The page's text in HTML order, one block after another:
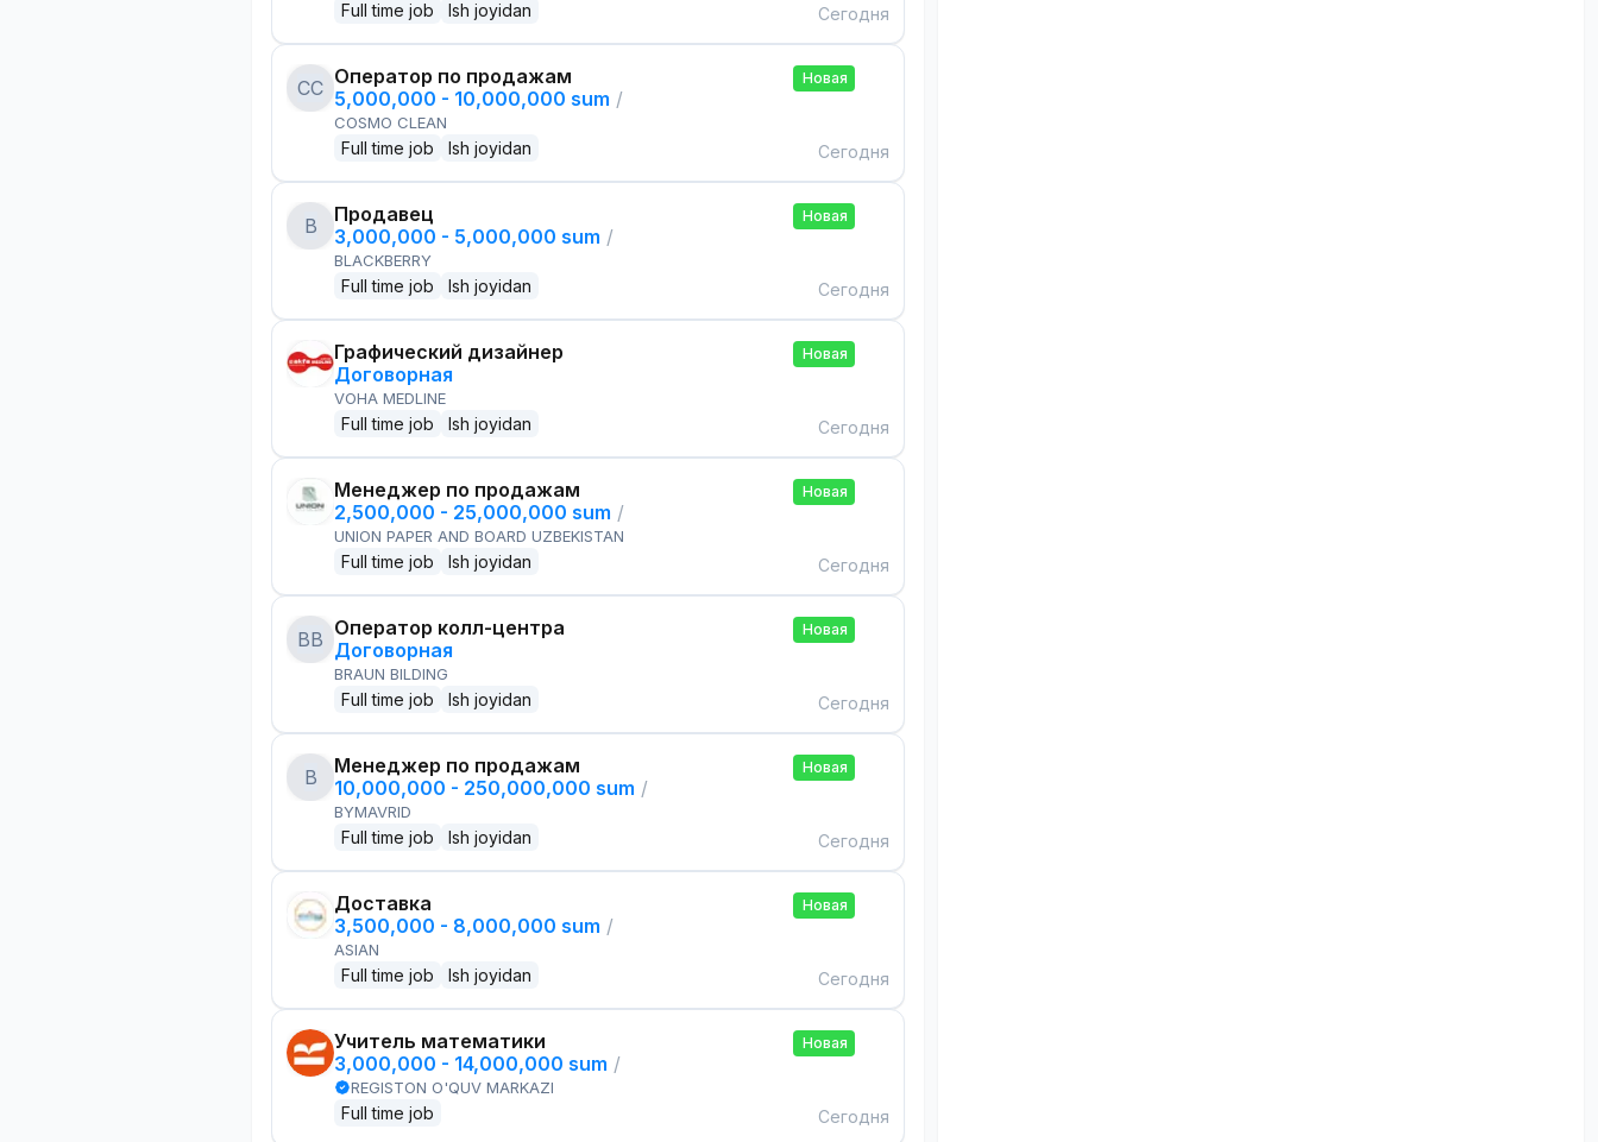
Full time job Ish joyidan Сегодня
CC Оператор по продажам
5,000,000 - 10,000,000 sum /
COSMO CLEAN
Full time job Ish joyidan
Новая
Сегодня
B
Продавец
3,000,000 - 5,000,000 sum /
BLACKBERRY
Full time job Ish joyidan
Новая
Сегодня
Графический дизайнер
Договорная
VOHA MEDLINE
Full time job Ish joyidan
Новая
Сегодня
Менеджер по продажам
2,500,000 - 25,000,000 sum /
UNION PAPER AND BOARD UZBEKISTAN
Full time job Ish joyidan
Новая
Сегодня
BB Оператор колл-центра
Договорная
BRAUN BILDING
Full time job Ish joyidan
Новая
Сегодня
B
Менеджер по продажам
10,000,000 - 250,000,000 sum /
BYMAVRID
Full time job Ish joyidan
Новая
Сегодня
Доставка
3,500,000 - 8,000,000 sum /
ASIAN
Full time job Ish joyidan
Новая
Сегодня
Учитель математики
3,000,000 - 14,000,000 sum /
REGISTON O'QUV MARKAZI
Full time job
Новая
Сегодня